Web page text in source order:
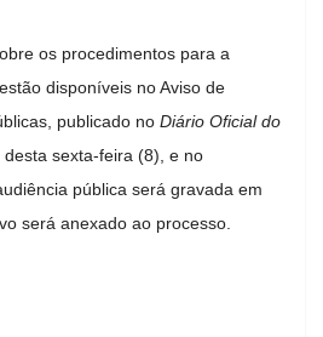
os procedimentos para a
disponíveis no Aviso de
publicado no Diário Oficial do
sexta-feira (8), e no
pública será gravada em
será anexado ao processo.